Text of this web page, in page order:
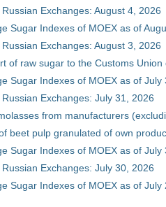
Exchanges: August 4, 2026
Sugar Indexes of MOEX as of
Exchanges: August 3, 2026
of raw sugar to the Customs
Sugar Indexes of MOEX as of July
Exchanges: July 31, 2026
from manufacturers
beet pulp granulated of own
Sugar Indexes of MOEX as of July
Exchanges: July 30, 2026
Sugar Indexes of MOEX as of July